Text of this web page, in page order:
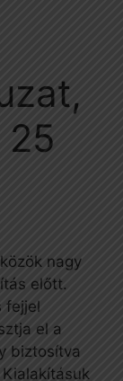
nagy
előtt.
fejjel
el a
biztosítva